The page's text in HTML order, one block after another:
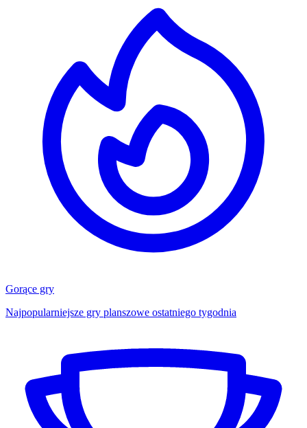
Gorące gry
Najpopularniejsze gry planszowe ostatniego tygodnia